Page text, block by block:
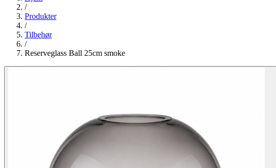
/
Produkter
/
Tilbehør
/
Reserveglass Ball 25cm smoke